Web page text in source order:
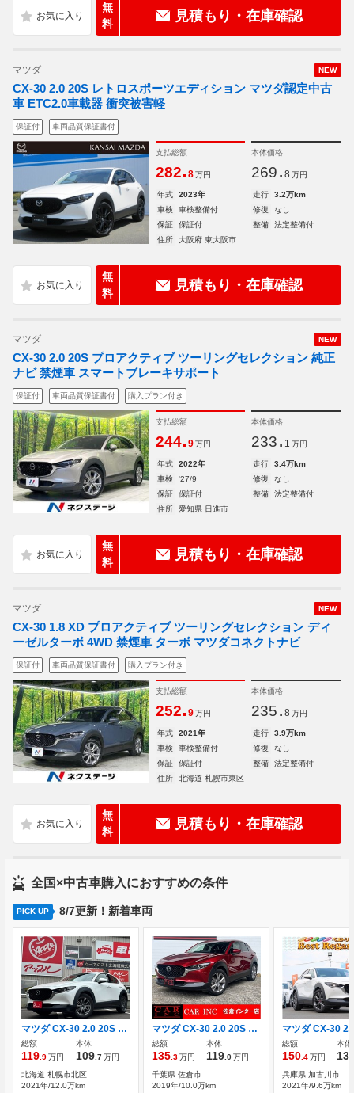
無
料
見積もり・在庫確認
NEW
マツダ
CX-30 2.0 20S レトロスポーツエディション マツダ認定中古
車 ETC2.0車載器 衝突被害軽
保証付 車両品質保証書付
支払総額
282.8 万円
本体価格
269. 8 万円
年式 2023年 走行
3.2万km
車検
車検整備付 修復
なし
保証
保証付 整備
法定整備付
住所
大阪府 東大阪市
無
料
見積もり・在庫確認
NEW
マツダ
CX-30 2.0 20S プロアクティブ ツーリングセレクション 純正
ナビ 禁煙車 スマートブレーキサポート
保証付 車両品質保証書付 購入プラン付き
支払総額
244.9 万円
本体価格
233. 1 万円
年式 2022年 走行
3.4万km
車検
'27/9 修復
なし
保証
保証付 整備
法定整備付
住所
愛知県 日進市
無
料
見積もり・在庫確認
NEW
マツダ
CX-30 1.8 XD プロアクティブ ツーリングセレクション ディ
ーゼルターボ 4WD 禁煙車 ターボ マツダコネクトナビ
保証付 車両品質保証書付 購入プラン付き
支払総額
252.9 万円
本体価格
235. 8 万円
年式 2021年 走行
3.9万km
車検
車検整備付 修復
なし
保証
保証付 整備
法定整備付
住所
北海道 札幌市東区
無
料
見積もり・在庫確認
全国×中古車購入におすすめの条件
PICK UP 8/7更新！新着車両
マツダ CX-30 2.0 20S Lパッケージ 4WD マツダコネクト/テレビ/アラウンドビューモ
総額
119 .9万円
本体
109 .7万円
北海道 札幌市北区
2021年/12.0万km
マツダ CX-30 2.0 20S プロアクティブ ツーリングセレクション 純正ナビ 360度カメラ 衝突軽減ブレーキ
総額
135 .3万円
本体
119 .0万円
千葉県 佐倉市
2019年/10.0万km
総額
150 .4万円
本体
兵庫県 加古川市
2021年/9.6万km